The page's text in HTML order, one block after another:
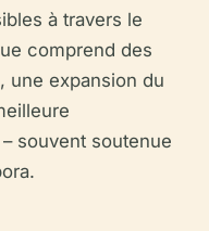
à travers le
comprend des
une expansion du
souvent soutenue